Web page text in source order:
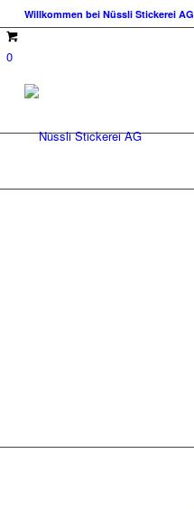
Willkommen bei Nüssli Stickerei AG
0